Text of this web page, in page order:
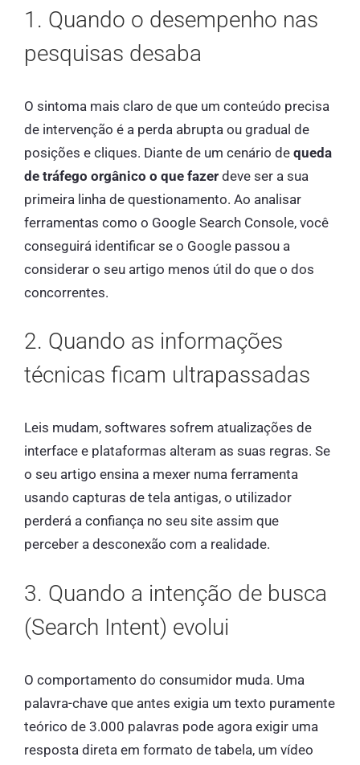
1. Quando o desempenho nas
pesquisas desaba
O sintoma mais claro de que um conteúdo precisa
de intervenção é a perda abrupta ou gradual de
posições e cliques. Diante de um cenário de queda
de tráfego orgânico o que fazer deve ser a sua
primeira linha de questionamento. Ao analisar
ferramentas como o Google Search Console, você
conseguirá identificar se o Google passou a
considerar o seu artigo menos útil do que o dos
concorrentes.
2. Quando as informações
técnicas ficam ultrapassadas
Leis mudam, softwares sofrem atualizações de
interface e plataformas alteram as suas regras. Se
o seu artigo ensina a mexer numa ferramenta
usando capturas de tela antigas, o utilizador
perderá a confiança no seu site assim que
perceber a desconexão com a realidade.
3. Quando a intenção de busca
(Search Intent) evolui
O comportamento do consumidor muda. Uma
palavra-chave que antes exigia um texto puramente
teórico de 3.000 palavras pode agora exigir uma
resposta direta em formato de tabela, um vídeo